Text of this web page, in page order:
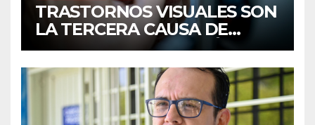
TRASTORNOS VISUALES SON
LA TERCERA CAUSA DE
DISCAPACIDAD EN MÉXICO,
REVELA ESTUDIO DEL
CIDOCS DE LA UAS